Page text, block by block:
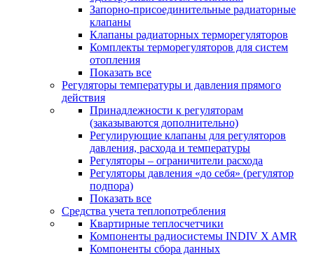
Запорно-присоединительные радиаторные
клапаны
Клапаны радиаторных терморегуляторов
Комплекты терморегуляторов для систем
отопления
Показать все
Регуляторы температуры и давления прямого
действия
Принадлежности к регуляторам
(заказываются дополнительно)
Регулирующие клапаны для регуляторов
давления, расхода и температуры
Регуляторы – ограничители расхода
Регуляторы давления «до себя» (регулятор
подпора)
Показать все
Средства учета теплопотребления
Квартирные теплосчетчики
Компоненты радиосистемы INDIV X AMR
Компоненты сбора данных